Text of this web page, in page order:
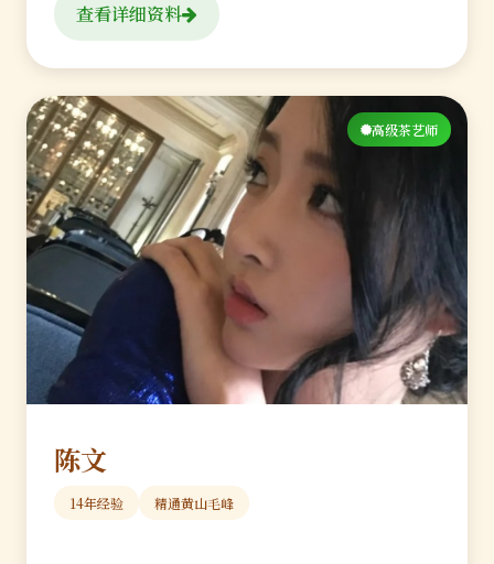
查看详细资料
高级茶艺师
陈文
14年经验 精通黄山毛峰